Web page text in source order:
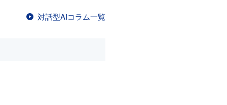
対話型AIコラム一覧